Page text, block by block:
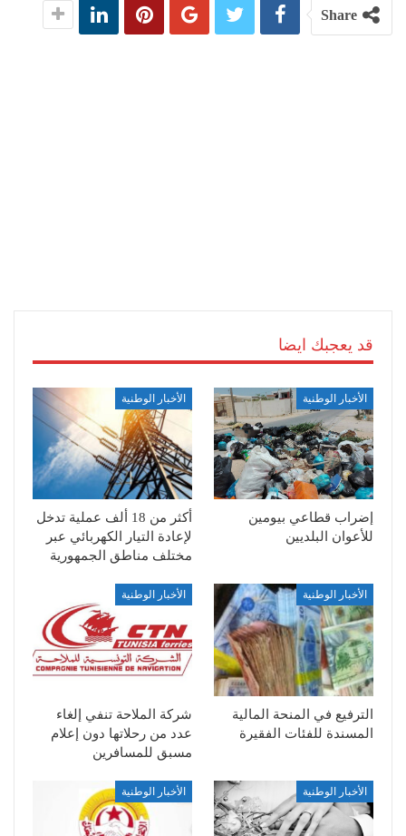
Share
قد يعجبك ايضا
الأخبار الوطنية
إضراب قطاعي بيومين
للأعوان البلديين
الأخبار الوطنية
أكثر من 18 ألف عملية تدخل
لإعادة التيار الكهربائي عبر
مختلف مناطق الجمهورية
الأخبار الوطنية
الترفيع في المنحة المالية
المسندة للفئات الفقيرة
الأخبار الوطنية
شركة الملاحة تنفي إلغاء
عدد من رحلاتها دون إعلام
مسبق للمسافرين
الأخبار الوطنية الأخبار الوطنية